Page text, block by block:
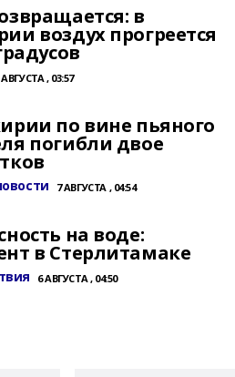
в
воздух прогреется
АВГУСТА , 03:57
по вине пьяного
погибли двое
7 АВГУСТА , 04:54
на воде:
в Стерлитамаке
6 АВГУСТА , 04:50